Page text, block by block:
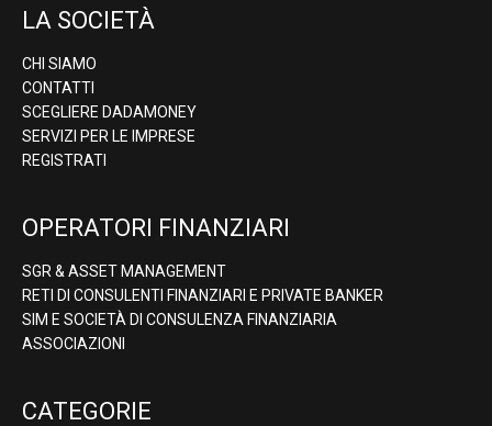
LA SOCIETÀ
CHI SIAMO
CONTATTI
SCEGLIERE DADAMONEY
SERVIZI PER LE IMPRESE
REGISTRATI
OPERATORI FINANZIARI
SGR & ASSET MANAGEMENT
RETI DI CONSULENTI FINANZIARI E PRIVATE BANKER
SIM E SOCIETÀ DI CONSULENZA FINANZIARIA
ASSOCIAZIONI
CATEGORIE